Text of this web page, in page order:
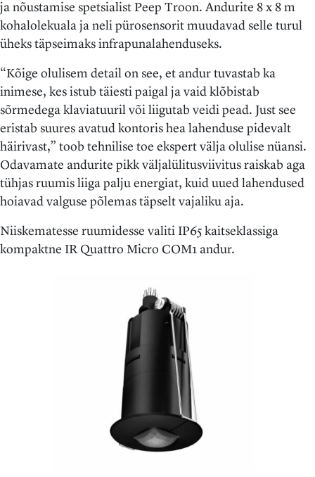
ja nõustamise spetsialist Peep Troon. Andurite 8 x 8 m
kohalolekuala ja neli pürosensorit muudavad selle turul
üheks täpseimaks infrapunalahenduseks.
“Kõige olulisem detail on see, et andur tuvastab ka
inimese, kes istub täiesti paigal ja vaid klõbistab
sõrmedega klaviatuuril või liigutab veidi pead. Just see
eristab suures avatud kontoris hea lahenduse pidevalt
häirivast,” toob tehnilise toe ekspert välja olulise nüansi.
Odavamate andurite pikk väljalülitusviivitus raiskab aga
tühjas ruumis liiga palju energiat, kuid uued lahendused
hoiavad valguse põlemas täpselt vajaliku aja.
Niiskematesse ruumidesse valiti IP65 kaitseklassiga
kompaktne IR Quattro Micro COM1 andur.